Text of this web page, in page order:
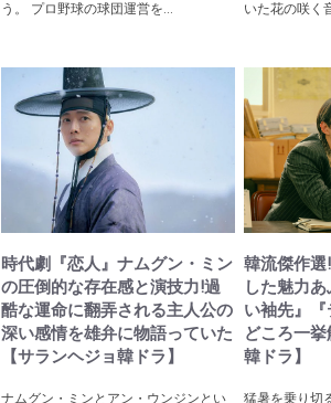
う。 プロ野球の球団運営を...
いた花の咲く
時代劇『恋人』ナムグン・ミン
の圧倒的な存在感と演技力!過
酷な運命に翻弄される主人公の
深い感情を雄弁に物語っていた
【サランヘジョ韓ドラ】
ナムグン・ミンとアン・ウンジンとい
韓流傑作選
した魅力
い袖先』
どころ一
韓ドラ】
猛暑を乗り切